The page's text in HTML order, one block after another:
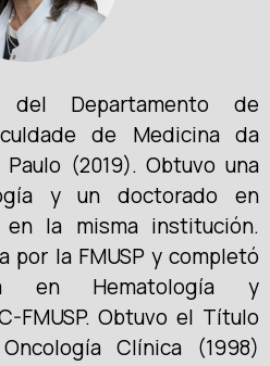
del Departamento de
de Medicina da
(2019). Obtuvo una
y un doctorado en
en la misma institución.
por la FMUSP y completó
en Hematología y
FMUSP. Obtuvo el Título
Clínica (1998)